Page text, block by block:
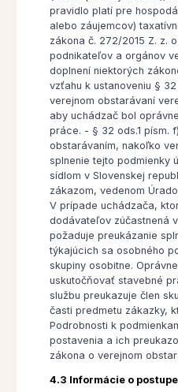
pravidlo platí pre
alebo záujemcov)
zákona č. 272/2015 Z. z.
podnikateľov a orgánov
doplnení niektorých
vzťahu k ustanoveniu §
verejnom obstarávaní
aby uchádzač bol
práce. - § 32 ods.1 písm.
obstarávaním, nakoľko
splnenie tejto podmienky
sídlom v Slovenskej
zákazom, vedenom
V prípade uchádzača,
dodávateľov zúčastnená
požaduje preukázanie
týkajúcich sa osobného
skupiny osobitne.
uskutočňovať stavebné
službu preukazuje člen
časti predmetu zákazky,
Podrobnosti k
postavenia a ich
zákona o verejnom
4.3 Informácie o postupe